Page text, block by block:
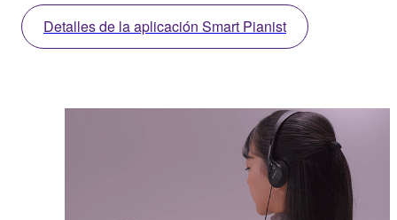
Detalles de la aplicación Smart Pianist